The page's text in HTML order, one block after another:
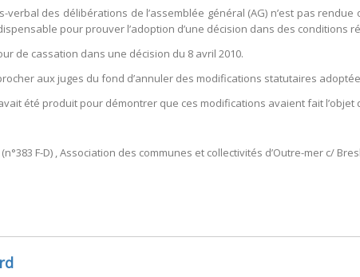
verbal des délibérations de l’assemblée général (AG) n’est pas
pour prouver l’adoption d’une décision dans des conditions
de cassation dans une décision du 8 avril 2010.
aux juges du fond d’annuler des modifications statutaires
été produit pour démontrer que ces modifications avaient fait
F-D) , Association des communes et collectivités d’Outre-mer c/